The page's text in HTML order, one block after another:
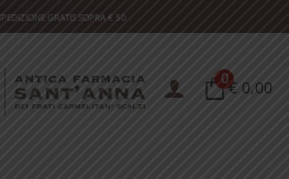
GRATIS SOPRA € 50
0€ 0,00